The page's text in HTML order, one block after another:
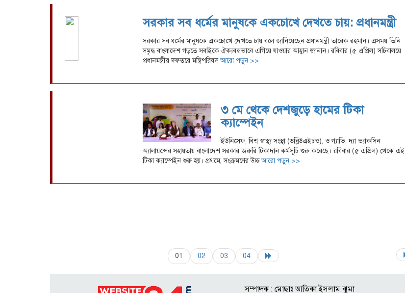
সরকার সব ধর্মের মানুষকে একচোখে দেখতে চায়: প্রধানমন্ত্রী
সরকার সব ধর্মের মানুষকে একচোখে দেখতে চায় বলে জানিয়েছেন প্রধানমন্ত্রী তারেক রহমান। এসময় তিনি
সমৃদ্ধ বাংলাদেশ গড়তে সবাইকে ঐক্যবদ্ধভাবে এগিয়ে যাওয়ার আহ্বান জানান। রবিবার (৫ এপ্রিল) সচিবালয়ে
প্রধানমন্ত্রীর দফতরে মন্ত্রিপরিষদআরো পড়ুন >>
৩ মে থেকে দেশজুড়ে হামের টিকা
ক্যাম্পেইন
ইউনিসেফ, বিশ্ব স্বাস্থ্য সংস্থা (ডব্লিউএইচও), ও গ্যাভি, দ্যা ভ্যাকসিন
অ্যালায়ন্সের সহায়তায় বাংলাদেশ সরকার জরুরি টিকাদান কর্মসূচি শুরু করেছে। রবিবার (৫ এপ্রিল) থেকে এই
টিকা ক্যাম্পেইন শুরু হয়। প্রথমে, সংক্রমণের উচ্চআরো পড়ুন >>
01 02 03 04
সম্পাদক : মোছাঃ আতিকা ইসলাম ঝুমা